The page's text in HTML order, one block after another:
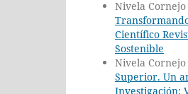
Nivela
Científico
Sostenible
Nivela
Superior. Un
Investigación: